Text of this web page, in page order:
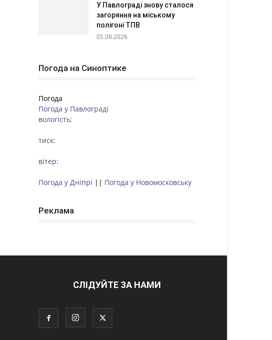
У Павлограді знову сталося
загоряння на міському
полігоні ТПВ
05.08.2026
Погода на Синоптике
Погода
Погода у Павлограді
вологість:
тиск:
вітер:
Погода у Дніпрі || Погода у Новомосковську
Реклама
СЛІДУЙТЕ ЗА НАМИ